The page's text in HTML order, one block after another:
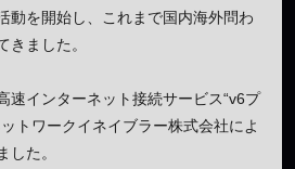
動を開始し、これまで国内海外問わ
きました。
速インターネット接続サービス“v6プ
トワークイネイブラー株式会社によ
した。